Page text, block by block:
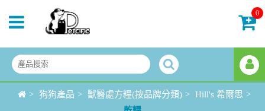
0
> 狗狗產品 > 獸醫處方糧(按品牌分類) > Hill's 希爾思 >